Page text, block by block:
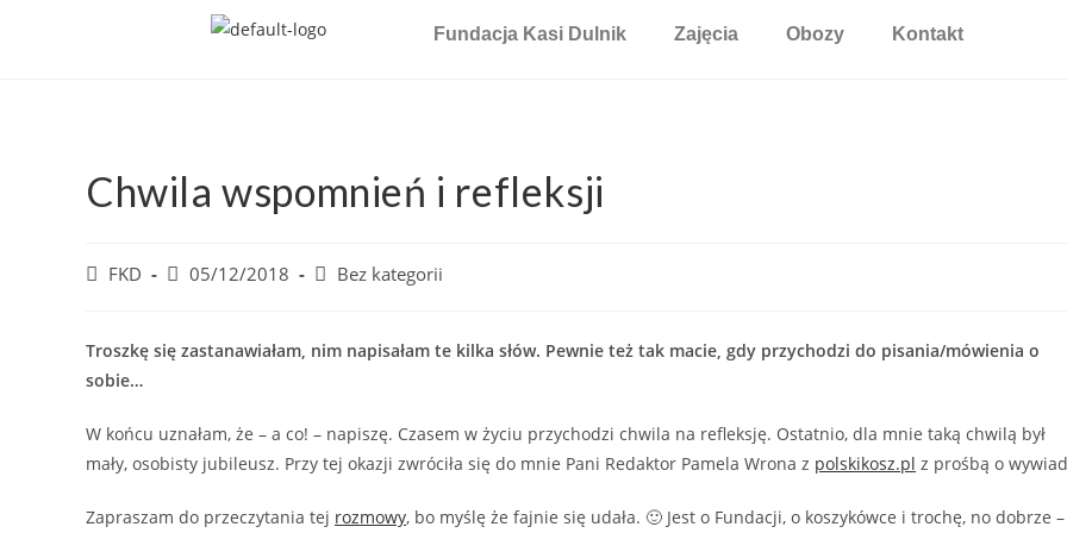
Fundacja Kasi Dulnik Zajęcia Obozy Kontakt
Chwila wspomnień i refleksji
FKD 05/12/2018 Bez kategorii
Troszkę się zastanawiałam, nim napisałam te kilka słów. Pewnie też tak macie, gdy przychodzi do pisania/mówienia o
sobie…
W końcu uznałam, że – a co! – napiszę. Czasem w życiu przychodzi chwila na refleksję. Ostatnio, dla mnie taką chwilą był
mały, osobisty jubileusz. Przy tej okazji zwróciła się do mnie Pani Redaktor Pamela Wrona z polskikosz.pl z prośbą o
Zapraszam do przeczytania tej rozmowy, bo myślę że fajnie się udała. 🙂 Jest o Fundacji, o koszykówce i trochę, no dobrze –